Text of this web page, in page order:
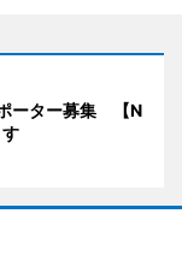
ーター募集 【N